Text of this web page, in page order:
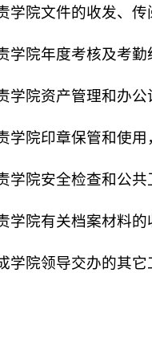
学院文件的收发、传
学院年度考核及考
学院资产管理和办公
学院印章保管和使
学院安全检查和公共
学院有关档案材料的
学院领导交办的其它